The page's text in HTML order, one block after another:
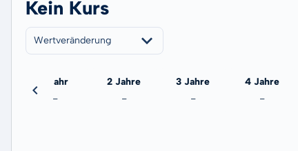
Kein Kurs
Wertveränderung
1 Jahr
-
2 Jahre
-
3 Jahre
-
4 Jahre
-